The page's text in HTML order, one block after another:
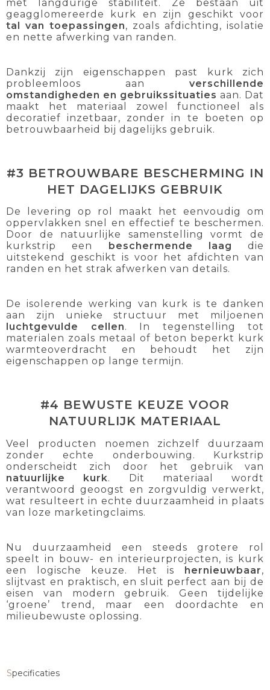
met langdurige stabiliteit. Ze bestaan uit
geagglomereerde kurk en zijn geschikt voor
tal van toepassingen, zoals afdichting, isolatie
en nette afwerking van randen.
Dankzij zijn eigenschappen past kurk zich
probleemloos aan verschillende
omstandigheden en gebruikssituaties aan. Dat
maakt het materiaal zowel functioneel als
decoratief inzetbaar, zonder in te boeten op
betrouwbaarheid bij dagelijks gebruik.
#3 BETROUWBARE BESCHERMING IN
HET DAGELIJKS GEBRUIK
De levering op rol maakt het eenvoudig om
oppervlakken snel en effectief te beschermen.
Door de natuurlijke samenstelling vormt de
kurkstrip een
beschermende laag die
uitstekend geschikt is voor het afdichten van
randen en het strak afwerken van details.
De isolerende werking van kurk is te danken
aan zijn unieke structuur met miljoenen
luchtgevulde cellen. In tegenstelling tot
materialen zoals metaal of beton beperkt kurk
warmteoverdracht en behoudt het zijn
eigenschappen op lange termijn.
#4 BEWUSTE KEUZE VOOR
NATUURLIJK MATERIAAL
Veel producten noemen zichzelf duurzaam
zonder echte onderbouwing. Kurkstrip
onderscheidt zich door het gebruik van
natuurlijke kurk. Dit materiaal wordt
verantwoord geoogst en zorgvuldig verwerkt,
wat resulteert in echte duurzaamheid in plaats
van loze marketingclaims.
Nu duurzaamheid een steeds grotere rol
speelt in bouw- en interieurprojecten, is kurk
een logische keuze. Het is hernieuwbaar,
slijtvast en praktisch, en sluit perfect aan bij de
eisen van modern gebruik. Geen tijdelijke
‘groene’ trend, maar een doordachte en
milieubewuste oplossing.
Specificaties